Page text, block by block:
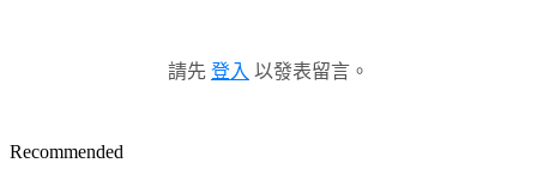
請先 登入 以發表留言。
Recommended